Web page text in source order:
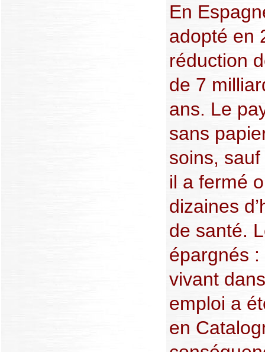
En
adopté en
réduction
de 7
ans. Le
sans
soins,
il a fermé
dizaines
de santé.
épargnés :
vivant
emploi a
en